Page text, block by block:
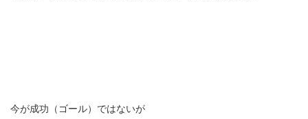
今が成功（ゴール）ではないが